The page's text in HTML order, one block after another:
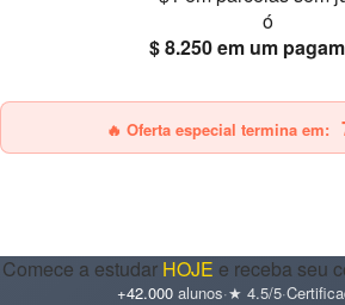
ó
$ 8.250em um
🔥 Oferta especial termina em:
Comece a estudar HOJE e receba seu
+42.000alunos·★ 4.5/5·